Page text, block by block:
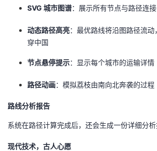
SVG 城市图谱：展示所有节点与路径连接
动态路径高亮：最优路线将沿图路径流动
穿中国
节点悬停提示：显示每个城市的运输详情
路径动画：模拟荔枝由南向北奔袭的过程
路线分析报告
系统在路径计算完成后，还会生成一份详细分析
现代技术，古人心愿